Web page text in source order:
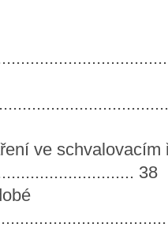
ve schvalovacím
38